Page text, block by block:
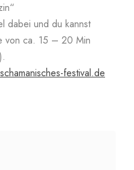
dabei und du kannst
von ca. 15 – 20 Min
).
festival.de